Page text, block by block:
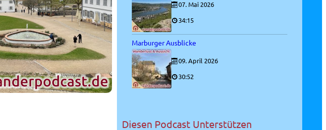
07. Mai 2026
34:15
Marburger Ausblicke
09. April 2026
30:52
Diesen Podcast Unterstützen